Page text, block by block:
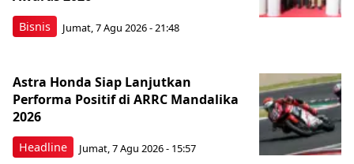
Bisnis Jumat, 7 Agu 2026 - 21:48
Headline
Astra Honda Siap Lanjutkan
Performa Positif di ARRC Mandalika
2026
Jumat, 7 Agu 2026 - 15:57